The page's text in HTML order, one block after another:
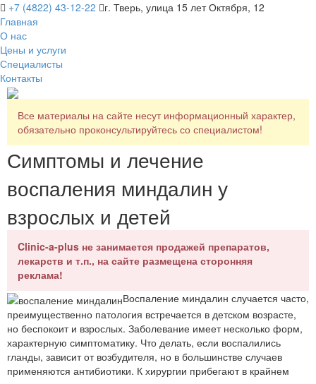
+7 (4822) 43-12-22
г. Тверь, улица 15 лет Октября, 12
Главная
О нас
Цены и услуги
Специалисты
Контакты
Все материалы на сайте несут информационный характер,
обязательно проконсультируйтесь со специалистом!
Симптомы и лечение
воспаления миндалин у
взрослых и детей
Clinic-a-plus не занимается продажей препаратов,
лекарств и т.п., на сайте размещена сторонняя
реклама!
Воспаление миндалин случается часто,
преимущественно патология встречается в детском возрасте,
но беспокоит и взрослых. Заболевание имеет несколько форм,
характерную симптоматику. Что делать, если воспалились
гланды, зависит от возбудителя, но в большинстве случаев
применяются антибиотики. К хирургии прибегают в крайнем